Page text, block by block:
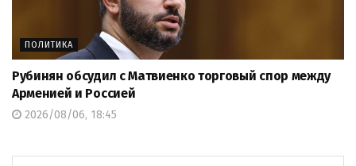
ПОЛИТИКА
Рубинян обсудил с Матвиенко торговый спор между
Арменией и Россией
2026/08/06, 18:45